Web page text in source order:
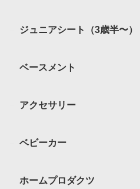
ジュニアシート（3歳半〜）
ベースメント
アクセサリー
ベビーカー
ホームプロダクツ